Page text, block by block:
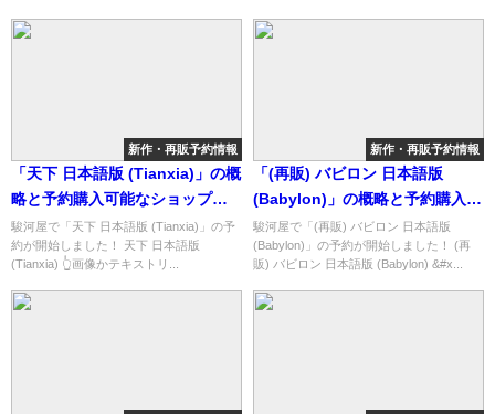
新作・再販予約情報
「天下 日本語版 (Tianxia)」の概
略と予約購入可能なショップ紹
介！
駿河屋で「天下 日本語版 (Tianxia)」の予
約が開始しました！ 天下 日本語版
(Tianxia) 👆画像かテキストリ...
新作・再販予約情報
「(再販) バビロン 日本語版
(Babylon)」の概略と予約購入可
能なショップ紹介！
駿河屋で「(再販) バビロン 日本語版
(Babylon)」の予約が開始しました！ (再
販) バビロン 日本語版 (Babylon) &#x...